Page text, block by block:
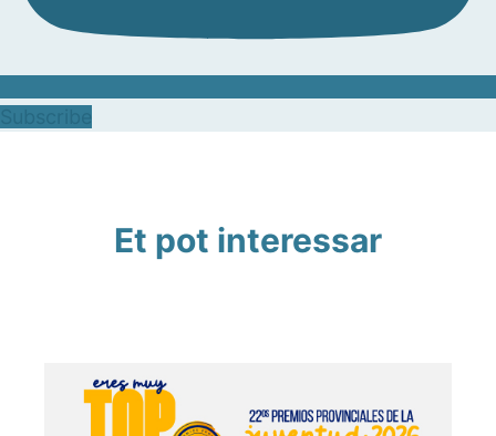
Et pot interessar